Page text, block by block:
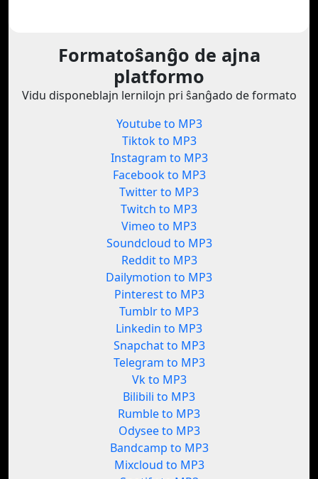
Formatoŝanĝo de ajna
platformo
Vidu disponeblajn lernilojn pri ŝanĝado de formato
Youtube to MP3
Tiktok to MP3
Instagram to MP3
Facebook to MP3
Twitter to MP3
Twitch to MP3
Vimeo to MP3
Soundcloud to MP3
Reddit to MP3
Dailymotion to MP3
Pinterest to MP3
Tumblr to MP3
Linkedin to MP3
Snapchat to MP3
Telegram to MP3
Vk to MP3
Bilibili to MP3
Rumble to MP3
Odysee to MP3
Bandcamp to MP3
Mixcloud to MP3